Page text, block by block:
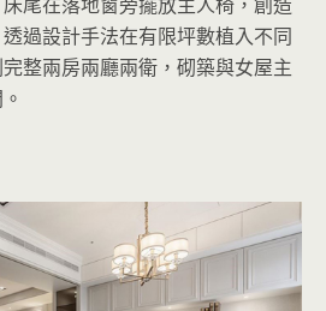
過設計手法在有限坪數植入不同
整兩房兩廳兩衛，砌築與女屋主